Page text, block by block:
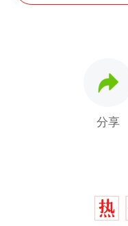
分享
热